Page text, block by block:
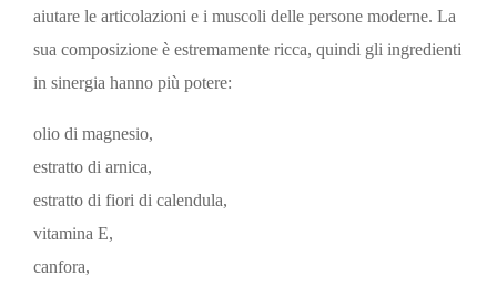
aiutare le articolazioni e i muscoli delle persone moderne. La
sua composizione è estremamente ricca, quindi gli ingredienti
in sinergia hanno più potere:
olio di magnesio,
estratto di arnica,
estratto di fiori di calendula,
vitamina E,
canfora,